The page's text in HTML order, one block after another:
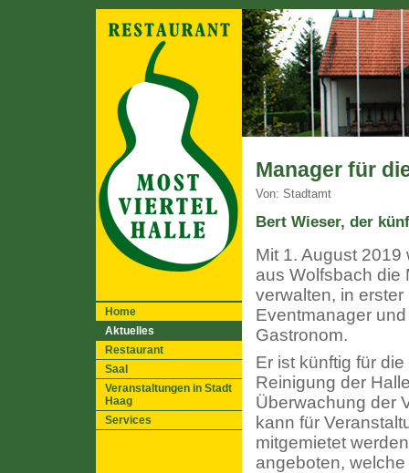
Home
Aktuelles
Restaurant
Saal
Veranstaltungen in Stadt
Haag
Services
Manager für
Von: Stadtamt
Bert Wieser, der
Mit 1. August 2019
aus Wolfsbach die
verwalten, in erster
Eventmanager
Gastronom.
Er ist künftig für
Reinigung der
Überwachung der
kann für
mitgemietet
angeboten,